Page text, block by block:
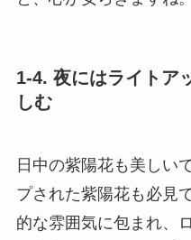
1-4. 夜にはライトア
しむ
日中の紫陽花も美しい
プされた紫陽花も必見
的な雰囲気に包まれ、